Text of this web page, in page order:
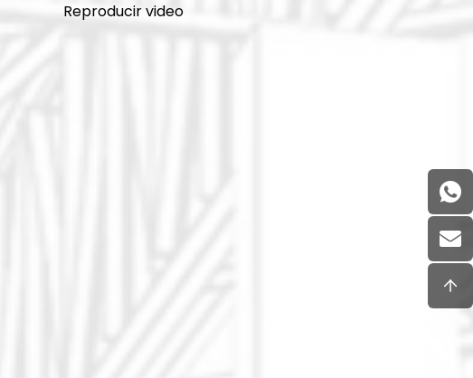
Reproducir video